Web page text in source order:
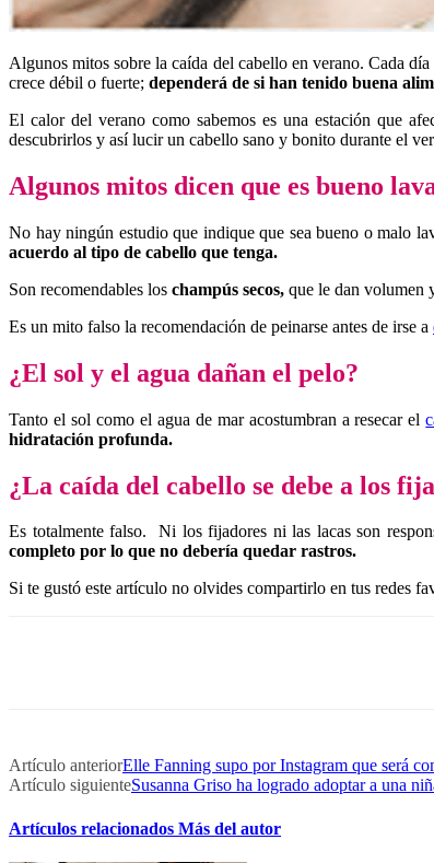
Algunos mitos sobre la caída del cabello en verano. Cada
crece débil o fuerte; dependerá de si han tenido buena
El calor del verano como sabemos es una estación que
descubrirlos y así lucir un cabello sano y bonito durante el
Algunos mitos dicen que es bueno
No hay ningún estudio que indique que sea bueno o malo
acuerdo al tipo de cabello que tenga.
Son recomendables los champús secos, que le dan volumen
Es un mito falso la recomendación de peinarse antes de irse a
¿El sol y el agua dañan el pelo?
Tanto el sol como el agua de mar acostumbran a resecar el
hidratación profunda.
¿La caída del cabello se debe a los
Es totalmente falso. Ni los fijadores ni las lacas son
completo por lo que no debería quedar rastros.
Si te gustó este artículo no olvides compartirlo en tus redes
Artículo anteriorElle Fanning supo por Instagram que será
Artículo siguienteSusanna Griso ha logrado adoptar a una
Artículos relacionados Más del autor